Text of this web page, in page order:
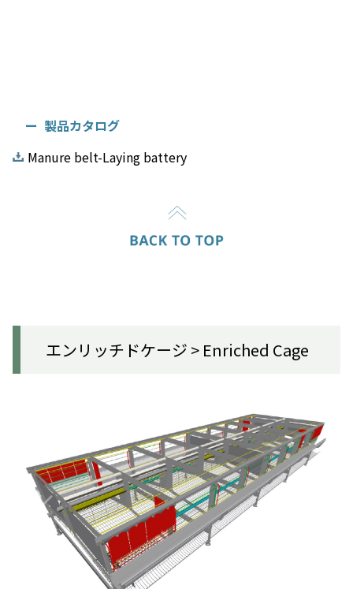
製品カタログ
Manure belt-Laying battery
エンリッチドケージ > Enriched Cage